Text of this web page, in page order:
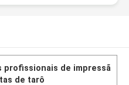
profissionais de impressã
de tarô